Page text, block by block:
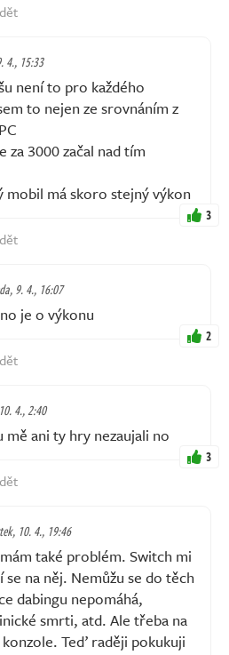
4., 15:33
není to pro každého
to nejen ze srovnáním z
za 3000 začal nad tím
mobil má skoro stejný výkon
3
9. 4., 16:07
je o výkonu
2
4., 2:40
mě ani ty hry nezaujali no
3
10. 4., 19:46
také problém. Switch mi
se na něj. Nemůžu se do těch
dabingu nepomáhá,
smrti, atd. Ale třeba na
Teď raději pokukuji